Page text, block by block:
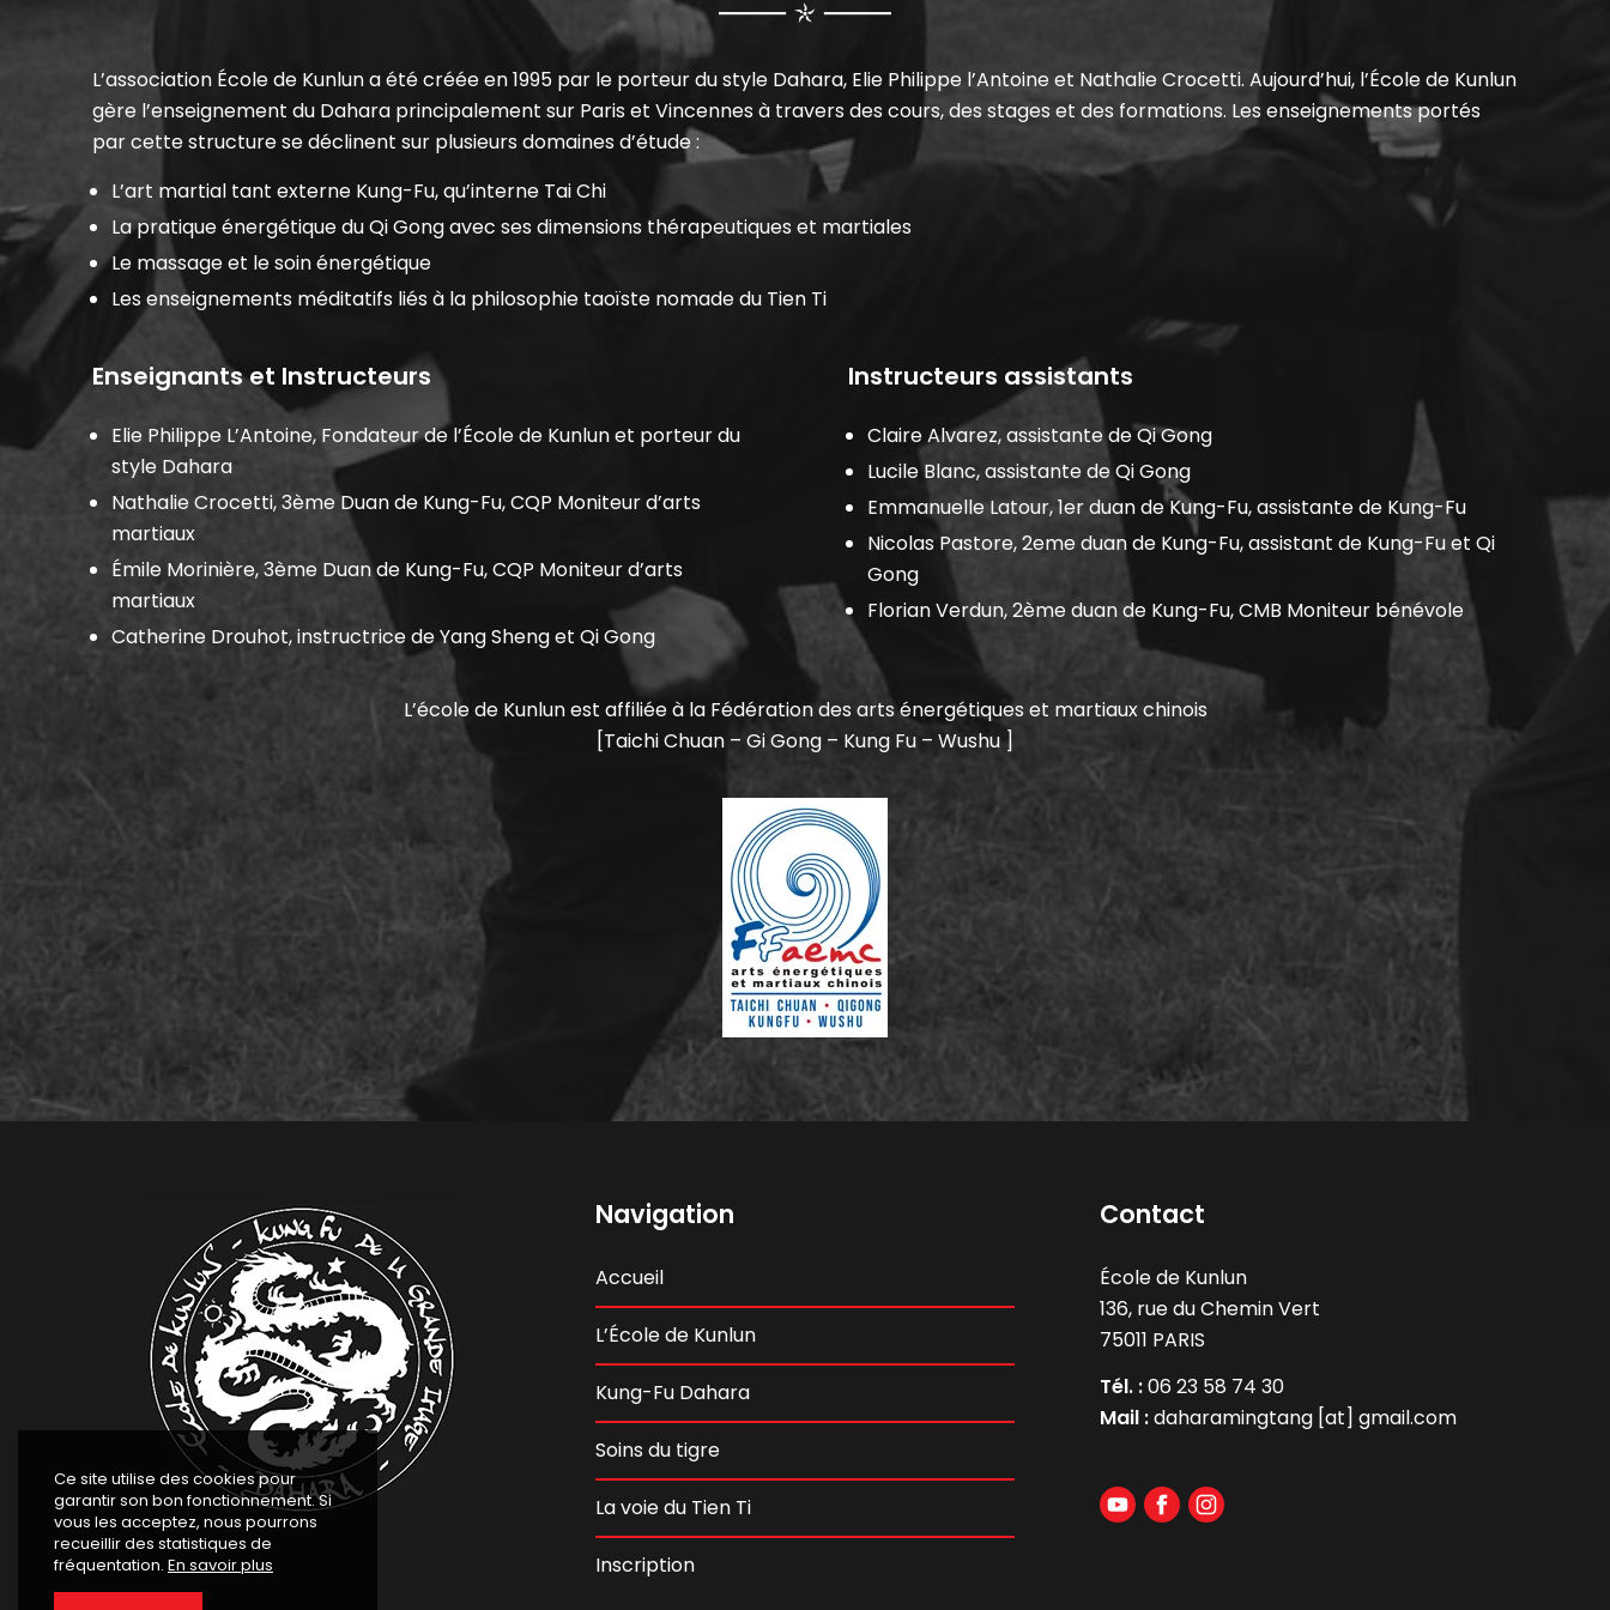
L’association École de Kunlun a été créée en 1995 par le porteur du style Dahara, Elie Philippe l’Antoine et Nathalie Crocetti. Aujourd’hui, l’École de Kunlun
gère l’enseignement du Dahara principalement sur Paris et Vincennes à travers des cours, des stages et des formations. Les enseignements portés
par cette structure se déclinent sur plusieurs domaines d’étude :
L’art martial tant externe Kung-Fu, qu’interne Tai Chi
La pratique énergétique du Qi Gong avec ses dimensions thérapeutiques et martiales
Le massage et le soin énergétique
Les enseignements méditatifs liés à la philosophie taoïste nomade du Tien Ti
Enseignants et Instructeurs
Elie Philippe L’Antoine, Fondateur de l’École de Kunlun et porteur du
style Dahara
Nathalie Crocetti, 3ème Duan de Kung-Fu, CQP Moniteur d’arts
martiaux
Émile Morinière, 3ème Duan de Kung-Fu, CQP Moniteur d’arts
martiaux
Catherine Drouhot, instructrice de Yang Sheng et Qi Gong
Instructeurs assistants
Claire Alvarez, assistante de Qi Gong
Lucile Blanc, assistante de Qi Gong
Emmanuelle Latour, 1er duan de Kung-Fu, assistante de Kung-Fu
Nicolas Pastore, 2eme duan de Kung-Fu, assistant de Kung-Fu et Qi
Gong
Florian Verdun, 2ème duan de Kung-Fu, CMB Moniteur bénévole
L’école de Kunlun est affiliée à la Fédération des arts énergétiques et martiaux chinois
[Taichi Chuan – Gi Gong – Kung Fu – Wushu ]
Navigation
Accueil
L’École de Kunlun
Kung-Fu Dahara
Soins du tigre
La voie du Tien Ti
Inscription
Contact
École de Kunlun
136, rue du Chemin Vert
75011 PARIS
Tél. :06 23 58 74 30
Mail :daharamingtang [at] gmail.com
Ce site utilise des cookies pour
garantir son bon fonctionnement. Si
vous les acceptez, nous pourrons
recueillir des statistiques de
fréquentation. En savoir plus